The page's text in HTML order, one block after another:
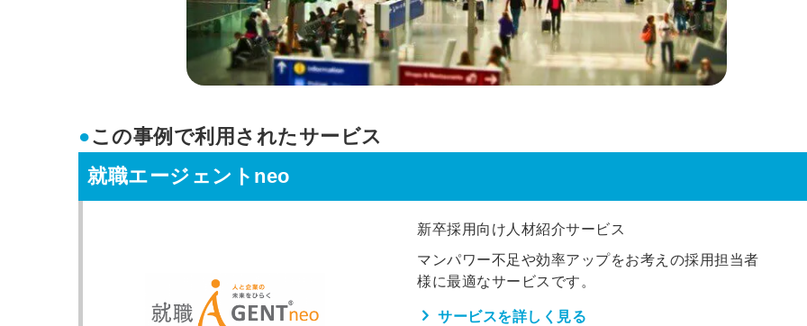
●この事例で利用されたサービス
就職エージェントneo
新卒採用向け人材紹介サービス
マンパワー不足や効率アップをお考えの採用担当者
様に最適なサービスです。
サービスを詳しく見る